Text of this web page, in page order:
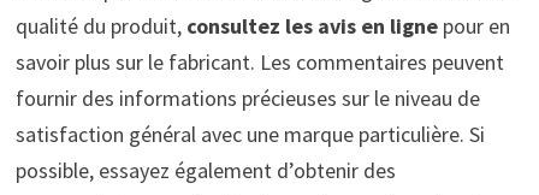
qualité du produit, consultez les avis en lignepour en
savoir plus sur le fabricant. Les commentaires peuvent
fournir des informations précieuses sur le niveau de
satisfaction général avec une marque particulière. Si
possible, essayez également d’obtenir des